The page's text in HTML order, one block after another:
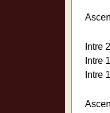
Intre
Intre
Intre